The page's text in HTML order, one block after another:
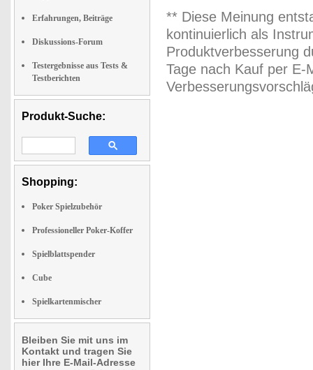
Erfahrungen, Beiträge
Diskussions-Forum
Testergebnisse aus Tests &
Testberichten
Produkt-Suche:
Shopping:
Poker Spielzubehör
Professioneller Poker-Koffer
Spielblattspender
Cube
Spielkartenmischer
Bleiben Sie mit uns im
Kontakt und tragen Sie
hier Ihre E-Mail-Adresse
** Diese Meinung
kontinuierlich als
Produktverbesserung
Tage nach Kauf per E-